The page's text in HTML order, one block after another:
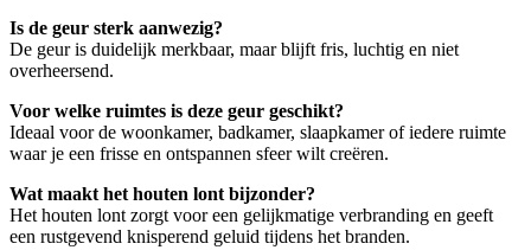
Is de geur sterk aanwezig?
De geur is duidelijk merkbaar, maar blijft fris, luchtig en niet
overheersend.
Voor welke ruimtes is deze geur geschikt?
Ideaal voor de woonkamer, badkamer, slaapkamer of iedere ruimte
waar je een frisse en ontspannen sfeer wilt creëren.
Wat maakt het houten lont bijzonder?
Het houten lont zorgt voor een gelijkmatige verbranding en geeft
een rustgevend knisperend geluid tijdens het branden.